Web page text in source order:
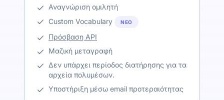
Αναγνώριση ομιλητή
Custom Vocabulary
ΝΈΟ
Πρόσβαση API
Μαζική μεταγραφή
Δεν υπάρχει περίοδος διατήρησης για τα
αρχεία πολυμέσων.
Υποστήριξη μέσω email προτεραιότητας